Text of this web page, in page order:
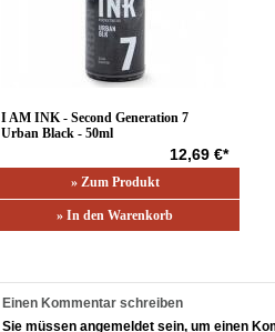
I AM INK - Second Generation 7
Urban Black - 50ml
12,69 €*
» Zum Produkt
» In den Warenkorb
Einen Kommentar schreiben
Sie müssen angemeldet sein, um einen